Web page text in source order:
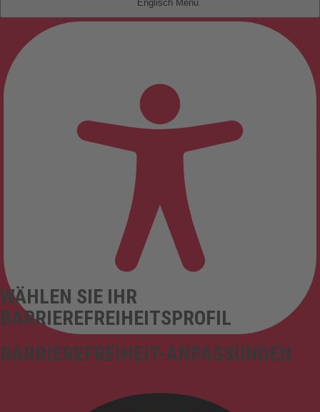
Englisch
BARRIEREFREIHEIT-ANPASSUNGEN
WÄHLEN SIE IHR
BARRIEREFREIHEITSPROFIL